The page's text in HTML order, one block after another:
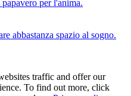
per l'anima.
abbastanza spazio al sogno.
traffic and offer our
To find out more, click